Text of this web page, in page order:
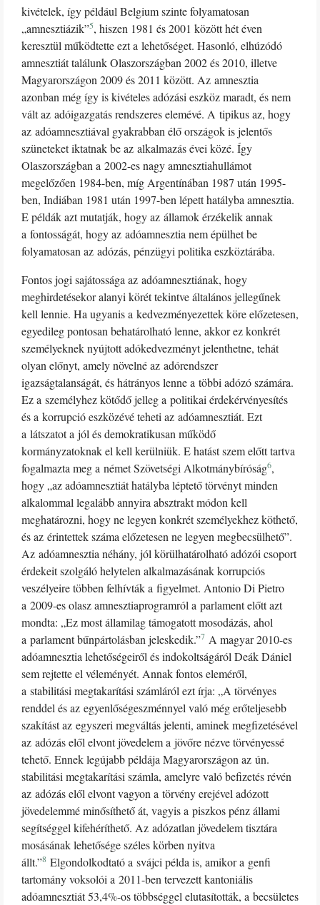
kivételek, így például Belgium szinte folyamatosan
„amnesztiázik”5, hiszen 1981 és 2001 között hét éven
keresztül működtette ezt a lehetőséget. Hasonló, elhúzódó
amnesztiát találunk Olaszországban 2002 és 2010, illetve
Magyarországon 2009 és 2011 között. Az amnesztia
azonban még így is kivételes adózási eszköz maradt, és nem
vált az adóigazgatás rendszeres elemévé. A tipikus az, hogy
az adóamnesztiával gyakrabban élő országok is jelentős
szüneteket iktatnak be az alkalmazás évei közé. Így
Olaszországban a 2002-es nagy amnesztiahullámot
megelőzően 1984-ben, míg Argentínában 1987 után 1995-
ben, Indiában 1981 után 1997-ben lépett hatályba amnesztia.
E példák azt mutatják, hogy az államok érzékelik annak
a fontosságát, hogy az adóamnesztia nem épülhet be
folyamatosan az adózás, pénzügyi politika eszköztárába.
Fontos jogi sajátossága az adóamnesztiának, hogy
meghirdetésekor alanyi körét tekintve általános jellegűnek
kell lennie. Ha ugyanis a kedvezményezettek köre előzetesen,
egyedileg pontosan behatárolható lenne, akkor ez konkrét
személyeknek nyújtott adókedvezményt jelenthetne, tehát
olyan előnyt, amely növelné az adórendszer
igazságtalanságát, és hátrányos lenne a többi adózó számára.
Ez a személyhez kötődő jelleg a politikai érdekérvényesítés
és a korrupció eszközévé teheti az adóamnesztiát. Ezt
a látszatot a jól és demokratikusan működő
kormányzatoknak el kell kerülniük. E hatást szem előtt tartva
fogalmazta meg a német Szövetségi Alkotmánybíróság6,
hogy „az adóamnesztiát hatályba léptető törvényt minden
alkalommal legalább annyira absztrakt módon kell
meghatározni, hogy ne legyen konkrét személyekhez köthető,
és az érintettek száma előzetesen ne legyen megbecsülhető”.
Az adóamnesztia néhány, jól körülhatárolható adózói csoport
érdekeit szolgáló helytelen alkalmazásának korrupciós
veszélyeire többen felhívták a figyelmet. Antonio Di Pietro
a 2009-es olasz amnesztiaprogramról a parlament előtt azt
mondta: „Ez most államilag támogatott mosodázás, ahol
a parlament bűnpártolásban jeleskedik.”7 A magyar 2010-es
adóamnesztia lehetőségeiről és indokoltságáról Deák Dániel
sem rejtette el véleményét. Annak fontos eleméről,
a stabilitási megtakarítási számláról ezt írja: „A törvényes
renddel és az egyenlőségeszménnyel való még erőteljesebb
szakítást az egyszeri megváltás jelenti, aminek megfizetésével
az adózás elől elvont jövedelem a jövőre nézve törvényessé
tehető. Ennek legújabb példája Magyarországon az ún.
stabilitási megtakarítási számla, amelyre való befizetés révén
az adózás elől elvont vagyon a törvény erejével adózott
jövedelemmé minősíthető át, vagyis a piszkos pénz állami
segítséggel kifehéríthető. Az adózatlan jövedelem tisztára
mosásának lehetősége széles körben nyitva
állt.”8 Elgondolkodtató a svájci példa is, amikor a genfi
tartomány voksolói a 2011-ben tervezett kantoniális
adóamnesztiát 53,4%-os többséggel elutasították, a becsületes